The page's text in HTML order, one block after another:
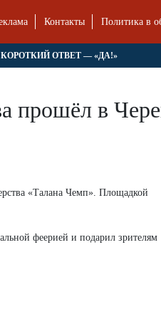
Контакты Политика в
КОРОТКИЙ ОТВЕТ — «ДА!»
прошёл в
«Талана Чемп». Площадкой
феерией и подарил зрителям